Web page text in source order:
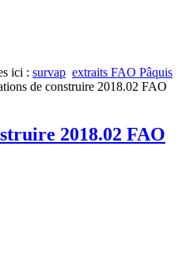
ici : survap extraits FAO Pâquis
de construire 2018.02 FAO
2018.02 FAO